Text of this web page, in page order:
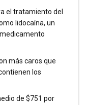
el tratamiento del
lidocaína, un
más caros que
los
de $751 por